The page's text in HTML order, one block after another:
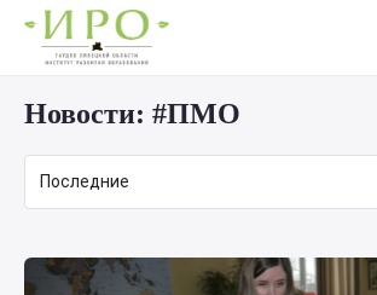
Новости: #ПМО
Последние